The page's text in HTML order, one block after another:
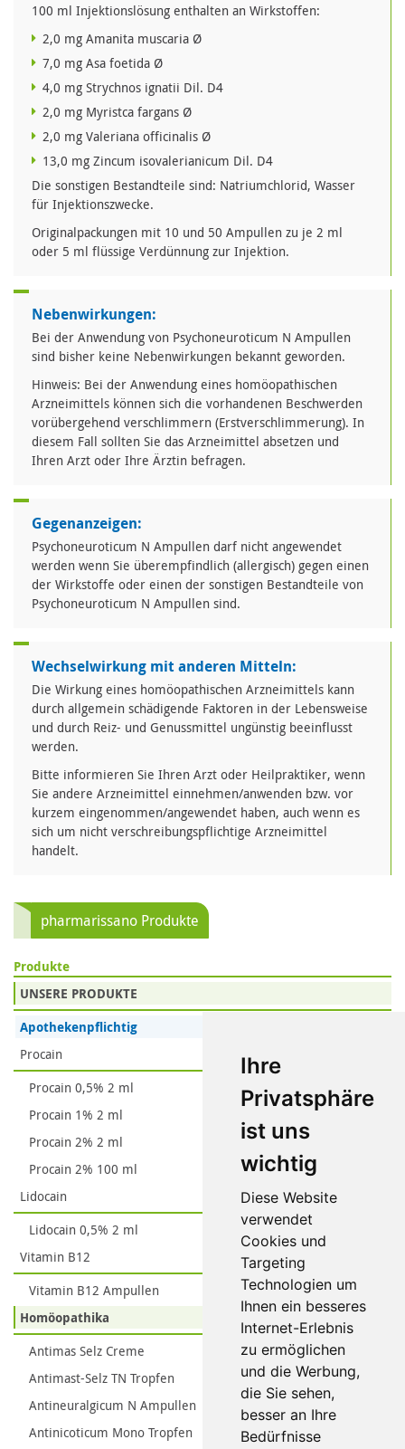
Ihre
Privatsphäre
ist uns
wichtig
Diese Website
verwendet
Cookies und
Targeting
Technologien um
Ihnen ein besseres
Internet-Erlebnis
zu ermöglichen
und die Werbung,
die Sie sehen,
besser an Ihre
Bedürfnisse
100 ml Injektionslösung enthalten an Wirkstoffen:
2,0 mg Amanita muscaria Ø
7,0 mg Asa foetida Ø
4,0 mg Strychnos ignatii Dil. D4
2,0 mg Myristca fargans Ø
2,0 mg Valeriana officinalis Ø
13,0 mg Zincum isovalerianicum Dil. D4
Die sonstigen Bestandteile sind: Natriumchlorid, Wasser
für Injektionszwecke.
Originalpackungen mit 10 und 50 Ampullen zu je 2 ml
oder 5 ml flüssige Verdünnung zur Injektion.
Nebenwirkungen:
Bei der Anwendung von Psychoneuroticum N Ampullen
sind bisher keine Nebenwirkungen bekannt geworden.
Hinweis: Bei der Anwendung eines homöopathischen
Arzneimittels können sich die vorhandenen Beschwerden
vorübergehend verschlimmern (Erstverschlimmerung). In
diesem Fall sollten Sie das Arzneimittel absetzen und
Ihren Arzt oder Ihre Ärztin befragen.
Gegenanzeigen:
Psychoneuroticum N Ampullen darf nicht angewendet
werden wenn Sie überempfindlich (allergisch) gegen einen
der Wirkstoffe oder einen der sonstigen Bestandteile von
Psychoneuroticum N Ampullen sind.
Wechselwirkung mit anderen Mitteln:
Die Wirkung eines homöopathischen Arzneimittels kann
durch allgemein schädigende Faktoren in der Lebensweise
und durch Reiz- und Genussmittel ungünstig beeinflusst
werden.
Bitte informieren Sie Ihren Arzt oder Heilpraktiker, wenn
Sie andere Arzneimittel einnehmen/anwenden bzw. vor
kurzem eingenommen/angewendet haben, auch wenn es
sich um nicht verschreibungspflichtige Arzneimittel
handelt.
pharmarissano Produkte
Produkte
UNSERE PRODUKTE
Apothekenpflichtig
Procain
Procain 0,5% 2 ml
Procain 1% 2 ml
Procain 2% 2 ml
Procain 2% 100 ml
Lidocain
Lidocain 0,5% 2 ml
Vitamin B12
Vitamin B12 Ampullen
Homöopathika
Antimas Selz Creme
Antimast-Selz TN Tropfen
Antineuralgicum N Ampullen
Antinicoticum Mono Tropfen